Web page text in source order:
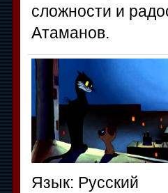
сложности и
Атаманов.
Язык: Русский